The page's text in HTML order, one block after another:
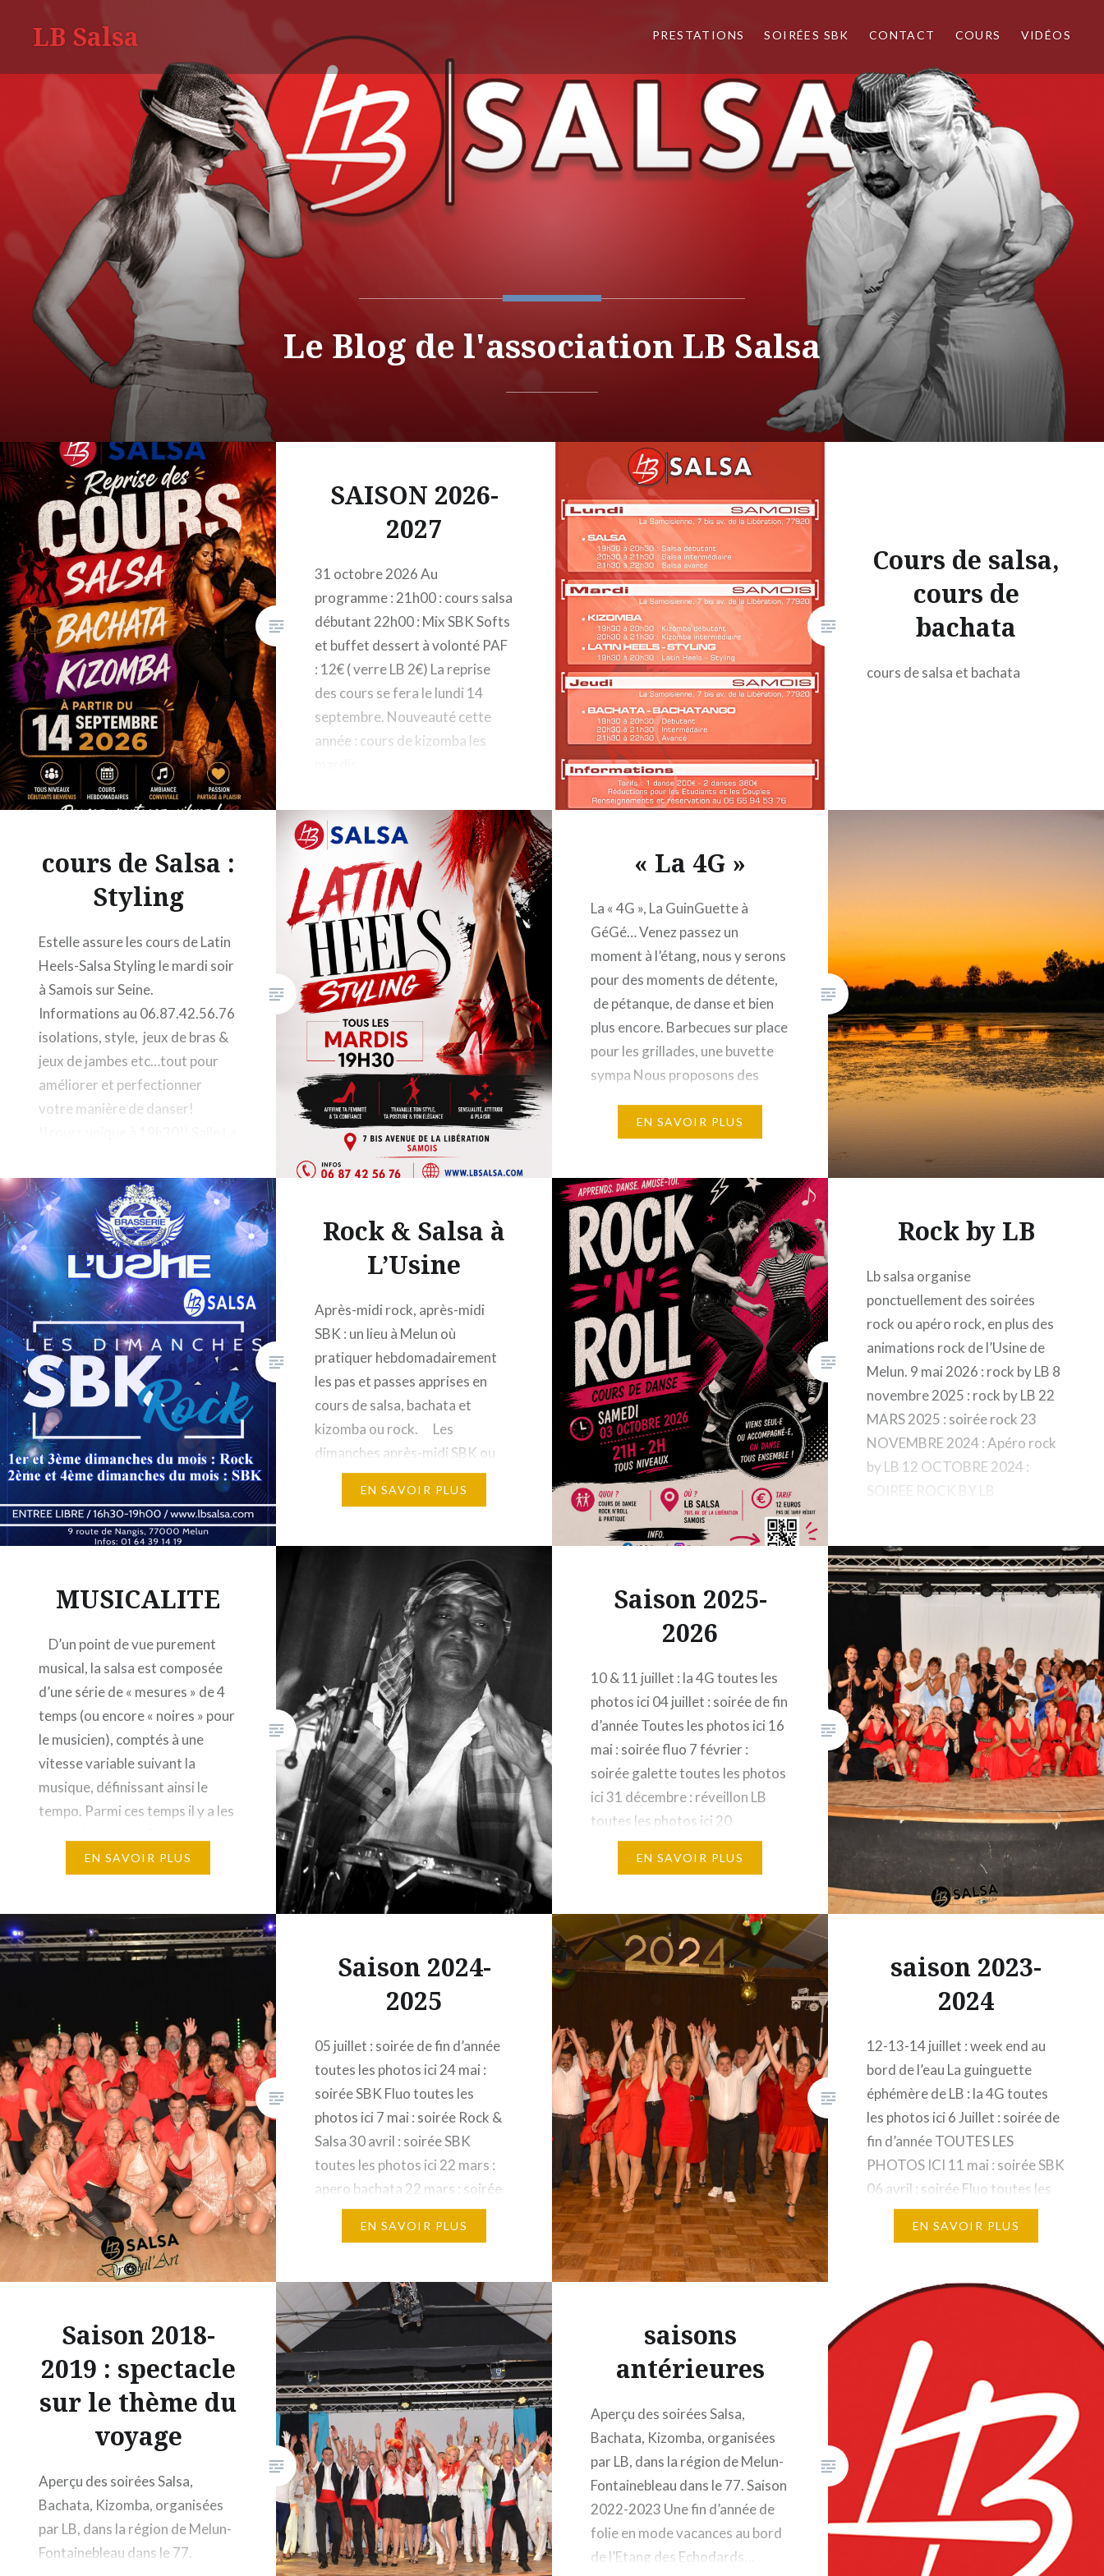
LB Salsa PRESTATIONS SOIRÉES SBK CONTACT COURS VIDÉOS
Le Blog de l'association LB Salsa
SAISON 2026-
2027
31 octobre 2026 Au
programme : 21h00 : cours salsa
débutant 22h00 : Mix SBK Softs
et buffet dessert à volonté PAF
: 12€ ( verre LB 2€) La reprise
des cours se fera le lundi 14
septembre. Nouveauté cette
année : cours de kizomba les
Cours de salsa,
cours de
bachata
cours de salsa et bachata
cours de Salsa :
Styling
Estelle assure les cours de Latin
Heels-Salsa Styling le mardi soir
à Samois sur Seine.
Informations au 06.87.42.56.76
isolations, style, jeux de bras &
jeux de jambes etc…tout pour
améliorer et perfectionner
votre manière de danser!
libération, 77920 Samois/Seine
Show 2026 Show 2019
« La 4G »
La « 4G », La GuinGuette à
GéGé… Venez passez un
moment à l’étang, nous y serons
pour des moments de détente,
de pétanque, de danse et bien
plus encore. Barbecues sur place
pour les grillades, une buvette
sympa Nous proposons des
kizomba et autres (cha cha,
EN SAVOIR PLUS
Rock & Salsa à
L’Usine
Après-midi rock, après-midi
SBK : un lieu à Melun où
pratiquer hebdomadairement
les pas et passes apprises en
cours de salsa, bachata et
kizomba ou rock. Les
dimanches après-midi SBK ou
Rock 1er et 3ème dimanche du
rock & salsa en…
EN SAVOIR PLUS
Rock by LB
Lb salsa organise
ponctuellement des soirées
rock ou apéro rock, en plus des
animations rock de l’Usine de
Melun. 9 mai 2026 : rock by LB 8
novembre 2025 : rock by LB 22
MARS 2025 : soirée rock 23
NOVEMBRE 2024 : Apéro rock
by LB 12 OCTOBRE 2024 :
SOIREE ROCK BY LB
MUSICALITE
D’un point de vue purement
musical, la salsa est composée
d’une série de « mesures » de 4
temps (ou encore « noires » pour
le musicien), comptés à une
vitesse variable suivant la
musique, définissant ainsi le
tempo. Parmi ces temps il y a les
temps faibles…
EN SAVOIR PLUS
Saison 2025-
2026
10 & 11 juillet : la 4G toutes les
photos ici 04 juillet : soirée de fin
d’année Toutes les photos ici 16
mai : soirée fluo 7 février :
soirée galette toutes les photos
ici 31 décembre : réveillon LB
toutes les photos ici 20
décembre : soirée SBK de Noël
EN SAVOIR PLUS
Saison 2024-
2025
05 juillet : soirée de fin d’année
toutes les photos ici 24 mai :
soirée SBK Fluo toutes les
photos ici 7 mai : soirée Rock &
Salsa 30 avril : soirée SBK
toutes les photos ici 22 mars :
apero bachata 22 mars : soirée
rock by LB 31 décembre :
EN SAVOIR PLUS
saison 2023-
2024
12-13-14 juillet : week end au
bord de l’eau La guinguette
éphémère de LB : la 4G toutes
les photos ici 6 Juillet : soirée de
fin d’année TOUTES LES
PHOTOS ICI 11 mai : soirée SBK
06 avril : soirée Fluo toutes les
photos ici 03 février : Galette
EN SAVOIR PLUS
Saison 2018-
2019 : spectacle
sur le thème du
voyage
Aperçu des soirées Salsa,
Bachata, Kizomba, organisées
par LB, dans la région de Melun-
Fontainebleau dans le 77.
saisons
antérieures
Aperçu des soirées Salsa,
Bachata, Kizomba, organisées
par LB, dans la région de Melun-
Fontainebleau dans le 77. Saison
2022-2023 Une fin d’année de
folie en mode vacances au bord
de l’Etang des Echodards…